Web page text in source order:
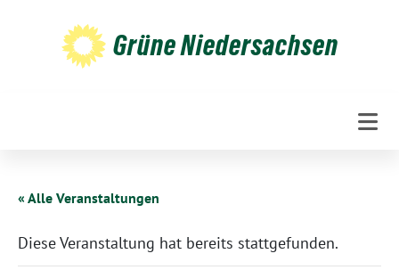
Grüne Niedersachsen
« Alle Veranstaltungen
Diese Veranstaltung hat bereits stattgefunden.